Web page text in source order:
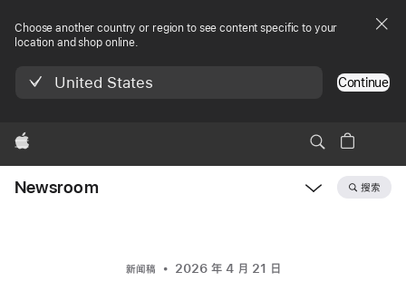
Choose another country or region to see content specific to your
location and shop online.
United States Continue
Apple
Newsroom 搜索
新闻稿 2026 年 4 月 21 日